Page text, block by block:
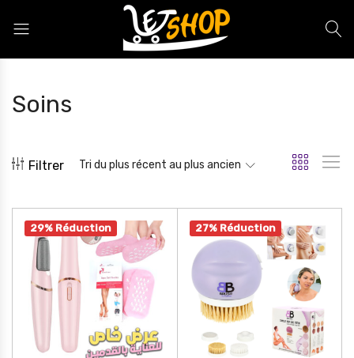
Soins
Filtrer Tri du plus récent au plus ancien
29% Réduction 27% Réduction